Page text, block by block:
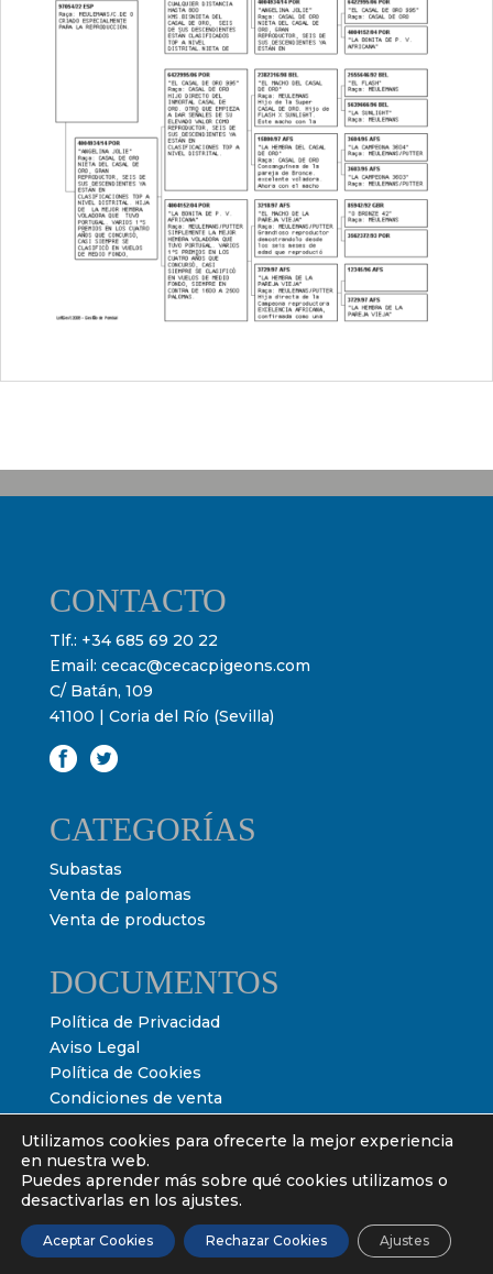
CONTACTO
Tlf.: +34 685 69 20 22
Email: cecac@cecacpigeons.com
C/ Batán, 109
41100 | Coria del Río (Sevilla)
CATEGORÍAS
Subastas
Venta de palomas
Venta de productos
DOCUMENTOS
Política de Privacidad
Aviso Legal
Política de Cookies
Condiciones de venta
Utilizamos cookies para ofrecerte la mejor experiencia
en nuestra web.
Puedes aprender más sobre qué cookies utilizamos o
desactivarlas en los ajustes.
Aceptar Cookies Rechazar Cookies Ajustes
Powered by Ultimate Auction Pro